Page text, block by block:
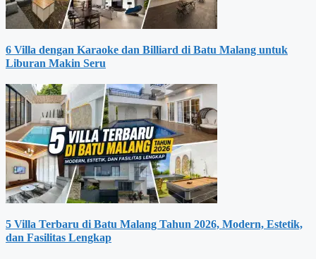
6 Villa dengan Karaoke dan Billiard di Batu Malang untuk
Liburan Makin Seru
5 Villa Terbaru di Batu Malang Tahun 2026, Modern, Estetik,
dan Fasilitas Lengkap